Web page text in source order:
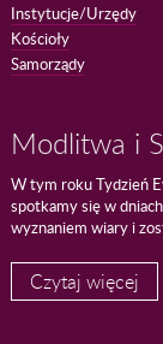
Instytucje/Urzędy
Kościoły
Samorządy
Modlitwa i
W tym roku Tydzień
spotkamy się w
wyznaniem wiary i
Czytaj więcej